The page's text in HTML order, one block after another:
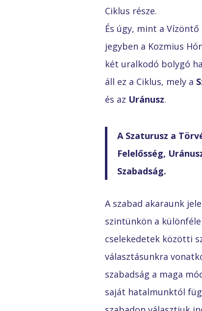
Ciklus része.
És úgy, mint a Vízöntő
jegyben a Kozmius
két uralkodó bolygó
áll ez a Ciklus, mely a
és az Uránusz.
A Szaturusz a
Felelősség,
Szabadság.
A szabad akaraunk
szintünkön a különféle
cselekedetek közötti
választásunkra
szabadság a maga
saját hatalmunktól